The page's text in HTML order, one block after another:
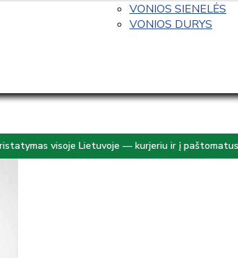
VONIOS SIENELĖS
VONIOS DURYS
visoje Lietuvoje — kurjeriu ir į paštomatus